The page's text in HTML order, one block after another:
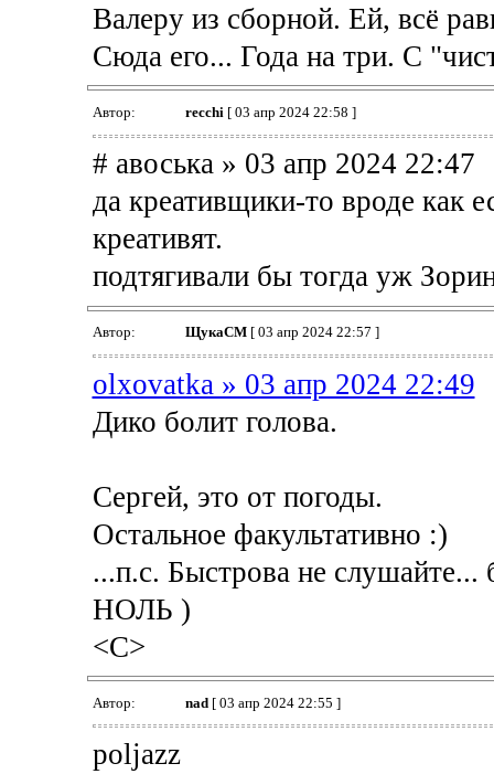
Валеру из сборной. Ей, всё
Сюда его... Года на три. С
Автор: recchi[ 03 апр 2024 22:58 ]
# авоська » 03 апр 2024 22:47
да креативщики-то вроде как
креативят.
подтягивали бы тогда уж
Автор: ЩукаСМ[ 03 апр 2024 22:57 ]
olxovatka » 03 апр 2024 22:49
Дико болит голова.
Сергей, это от погоды.
Остальное факультативно :)
...п.с. Быстрова не слушайте...
НОЛЬ )
<C>
Автор: nad[ 03 апр 2024 22:55 ]
poljazz